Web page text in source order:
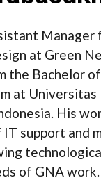
Manager
at Green
the Bachelor
at Universitas
His
support and
of GNA work.